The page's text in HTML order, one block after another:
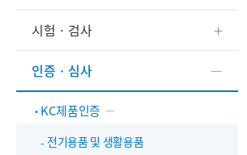
시험 · 검사
인증 · 심사
KC제품인증
전기용품 및 생활용품